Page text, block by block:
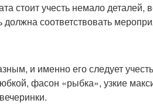
стоит учесть немало деталей,
соответствовать
и именно его следует
фасон «рыбка», узкие